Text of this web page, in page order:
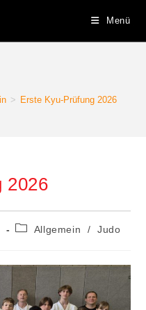
Menü
> Erste Kyu-Prüfung 2026
2026
Beitrags-
Allgemein / Judo